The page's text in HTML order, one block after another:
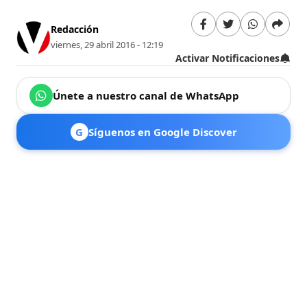
Redacción
viernes, 29 abril 2016 - 12:19
Activar Notificaciones
Únete a nuestro canal de WhatsApp
G Síguenos en Google Discover